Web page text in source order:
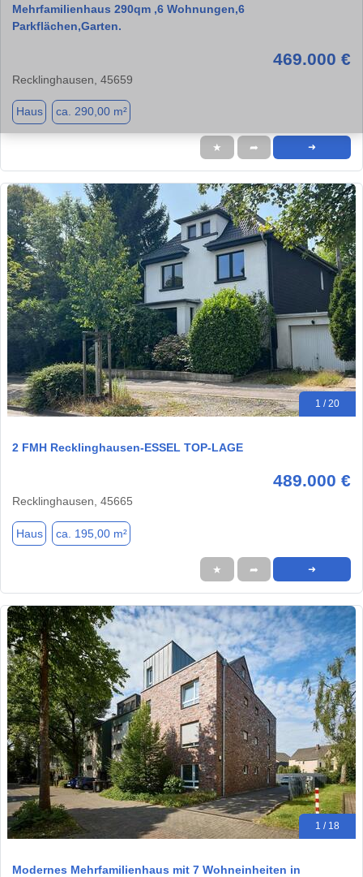
Mehrfamilienhaus 290qm ,6 Wohnungen,6
Parkflächen,Garten.
469.000 €
Recklinghausen, 45659
Haus ca. 290,00 m²
★ ➦ ➜
1 / 20
2 FMH Recklinghausen-ESSEL TOP-LAGE
489.000 €
Recklinghausen, 45665
Haus ca. 195,00 m²
★ ➦ ➜
1 / 18
Modernes Mehrfamilienhaus mit 7 Wohneinheiten in